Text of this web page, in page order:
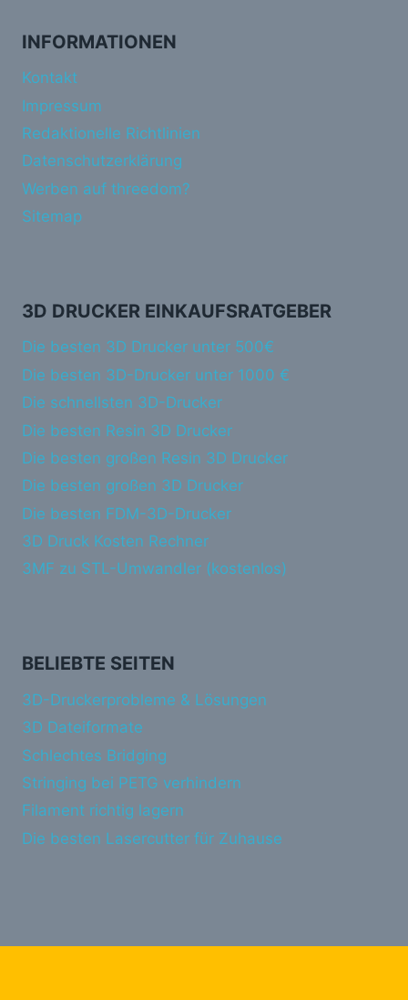
INFORMATIONEN
Kontakt
Impressum
Redaktionelle Richtlinien
Datenschutzerklärung
Werben auf threedom?
Sitemap
3D DRUCKER EINKAUFSRATGEBER
Die besten 3D Drucker unter 500€
Die besten 3D-Drucker unter 1000 €
Die schnellsten 3D-Drucker
Die besten Resin 3D Drucker
Die besten großen Resin 3D Drucker
Die besten großen 3D Drucker
Die besten FDM-3D-Drucker
3D Druck Kosten Rechner
3MF zu STL-Umwandler (kostenlos)
BELIEBTE SEITEN
3D-Druckerprobleme & Lösungen
3D Dateiformate
Schlechtes Bridging
Stringing bei PETG verhindern
Filament richtig lagern
Die besten Lasercutter für Zuhause